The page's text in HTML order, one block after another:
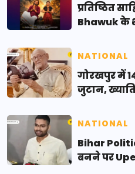
प्रतिष्ठित
Bhawuk के
NATIONAL
गोरखपुर में
जुटान,
NATIONAL
Bihar
बनने पर